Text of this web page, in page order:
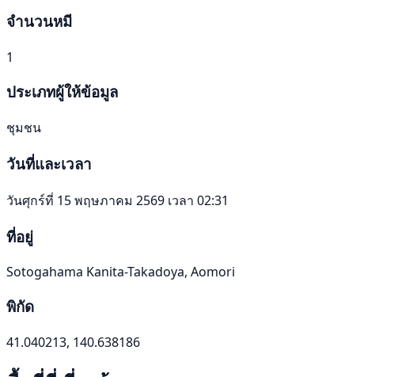
จำนวนหมี
1
ประเภทผู้ให้ข้อมูล
ชุมชน
วันที่และเวลา
วันศุกร์ที่ 15 พฤษภาคม 2569 เวลา 02:31
ที่อยู่
Sotogahama Kanita-Takadoya, Aomori
พิกัด
41.040213, 140.638186